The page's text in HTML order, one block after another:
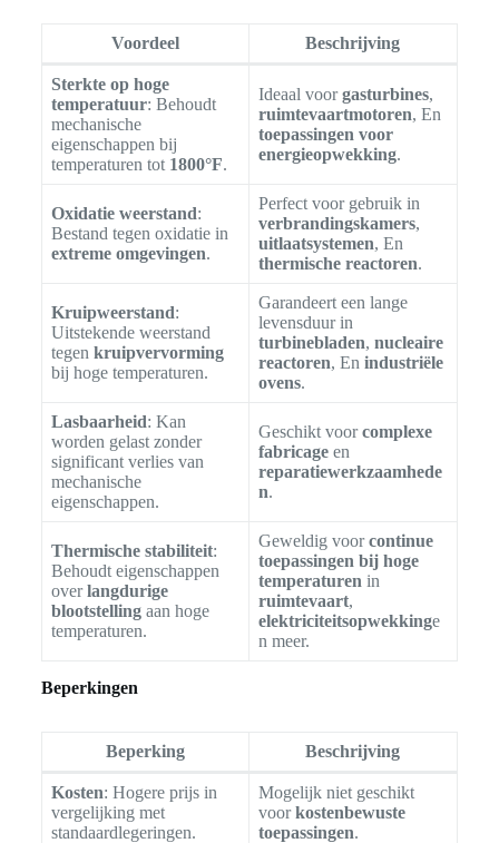
Voordeel Beschrijving
Sterkte op hoge
temperatuur: Behoudt
mechanische
eigenschappen bij
temperaturen tot 1800°F.
Ideaal voorgasturbines,
ruimtevaartmotoren, En
toepassingen voor
energieopwekking.
Oxidatie weerstand:
Bestand tegen oxidatie in
extreme omgevingen.
Perfect voor gebruik in
verbrandingskamers,
uitlaatsystemen, En
thermische reactoren.
Kruipweerstand:
Uitstekende weerstand
tegen kruipvervorming
bij hoge temperaturen.
Garandeert een lange
levensduur in
turbinebladen, nucleaire
reactoren, En industriële
ovens.
Lasbaarheid: Kan
worden gelast zonder
significant verlies van
mechanische
eigenschappen.
Geschikt voorcomplexe
fabricageen
reparatiewerkzaamhede
n.
Thermische stabiliteit:
Behoudt eigenschappen
overlangdurige
blootstellingaan hoge
temperaturen.
Geweldig voorcontinue
toepassingen bij hoge
temperaturen in
ruimtevaart,
elektriciteitsopwekkinge
n meer.
Beperkingen
Beperking Beschrijving
Kosten: Hogere prijs in
vergelijking met
standaardlegeringen.
Mogelijk niet geschikt
voorkostenbewuste
toepassingen.